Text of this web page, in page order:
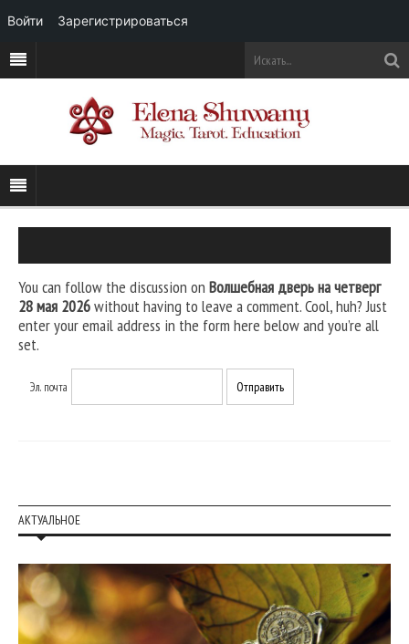
You can follow the discussion on Волшебная дверь на четверг
28 мая 2026without having to leave a comment. Cool, huh? Just
enter your email address in the form here below and you’re all
set.
Эл. почта
АКТУАЛЬНОЕ
Войти Зарегистрироваться